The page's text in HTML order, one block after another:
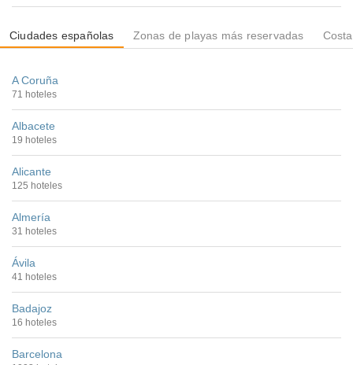
Ciudades españolas Zonas de playas más reservadas
A Coruña
71 hoteles
Albacete
19 hoteles
Alicante
125 hoteles
Almería
31 hoteles
Ávila
41 hoteles
Badajoz
16 hoteles
Barcelona